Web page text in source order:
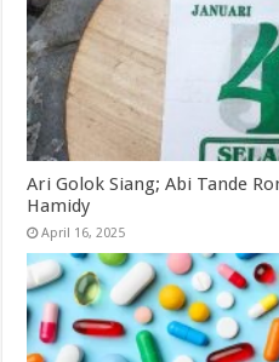
Ari Golok Siang; Abi Tande
Hamidy
April 16, 2025